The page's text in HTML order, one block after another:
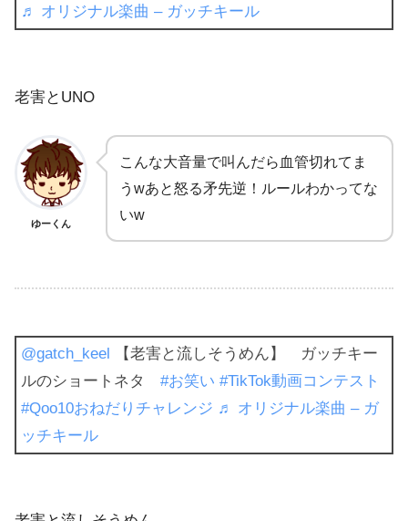
♬ オリジナル楽曲 – ガッチキール
老害とUNO
ゆーくん
こんな大音量で叫んだら血管切れてま
うwあと怒る矛先逆！ルールわかってな
いw
@gatch_keel 【老害と流しそうめん】 ガッチキー
ルのショートネタ #お笑い #TikTok動画コンテスト
#Qoo10おねだりチャレンジ ♬ オリジナル楽曲 – ガ
ッチキール